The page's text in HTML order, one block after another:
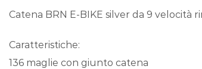
Catena BRN E-BIKE silver da 9 velocità
Caratteristiche:
136 maglie con giunto catena